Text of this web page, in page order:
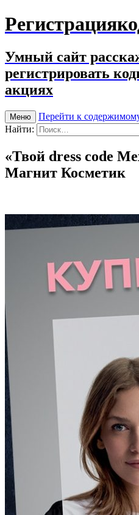
Умный сайт
регистрировать
акциях
Меню
Перейти к
Найти:
«Твой dress code
Магнит Косметик